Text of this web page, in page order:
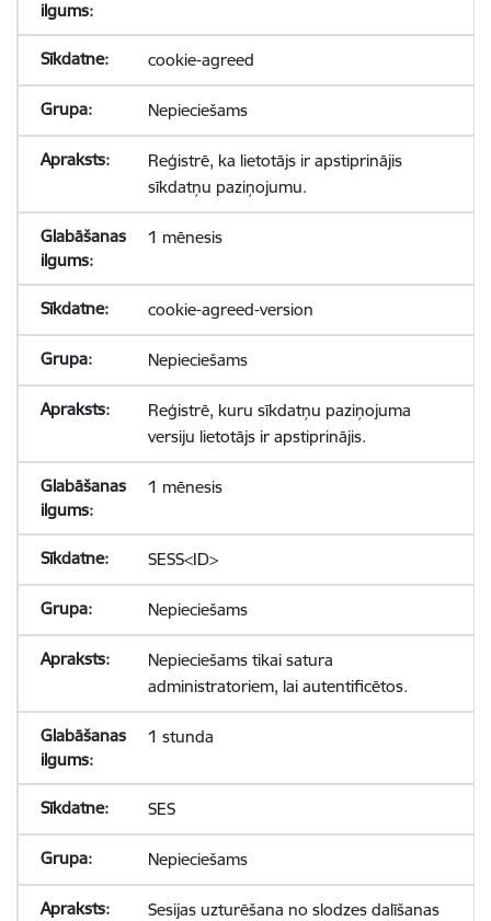
cookie-agreed
Nepieciešams
Reģistrē, ka lietotājs ir apstiprinājis
sīkdatņu paziņojumu.
1 mēnesis
cookie-agreed-version
Nepieciešams
Reģistrē, kuru sīkdatņu paziņojuma
versiju lietotājs ir apstiprinājis.
1 mēnesis
SESS<ID>
Nepieciešams
Nepieciešams tikai satura
administratoriem, lai autentificētos.
1 stunda
SES
Nepieciešams
Sesijas uzturēšana no slodzes dalīšanas